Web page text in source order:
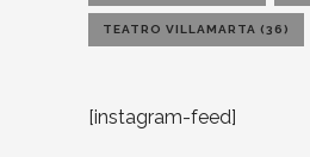
TEATRO VILLAMARTA (36)
[instagram-feed]